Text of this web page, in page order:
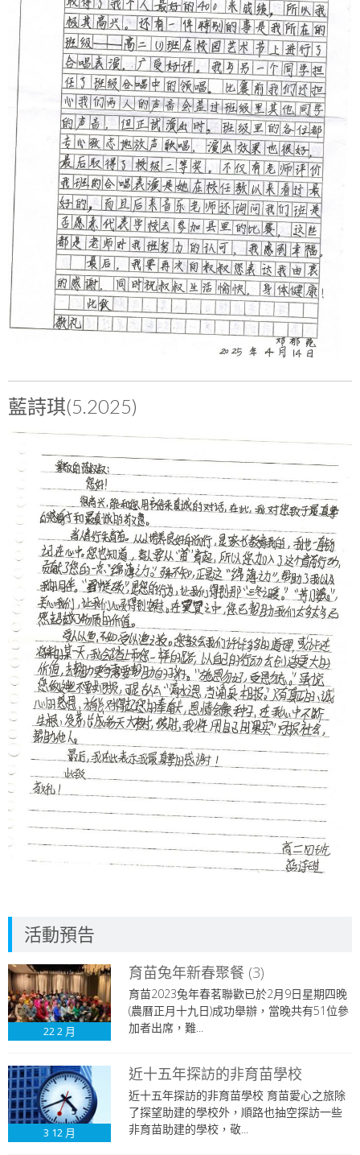
藍詩琪(5.2025)
活動預告
222 月
育苗兔年新春聚餐 (3)
育苗2023兔年春茗聯歡已於2月9日星期四晚
(農曆正月十九日)成功舉辦，當晚共有51位參
加者出席，難...
3 12 月
近十五年探訪的非育苗學校
近十五年探訪的非育苗學校 育苗愛心之旅除
了探望助建的學校外，順路也抽空探訪一些
非育苗助建的學校，敬...